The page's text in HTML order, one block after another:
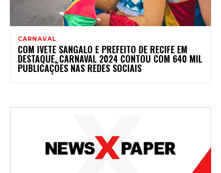
CARNAVAL
COM IVETE SANGALO E PREFEITO DE RECIFE EM
DESTAQUE, CARNAVAL 2024 CONTOU COM 640 MIL
PUBLICAÇÕES NAS REDES SOCIAIS